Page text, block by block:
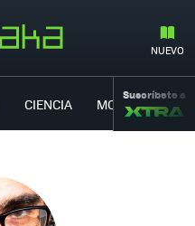
NUEVO
CIENCIA MOVILIDAD
Suscríbete a